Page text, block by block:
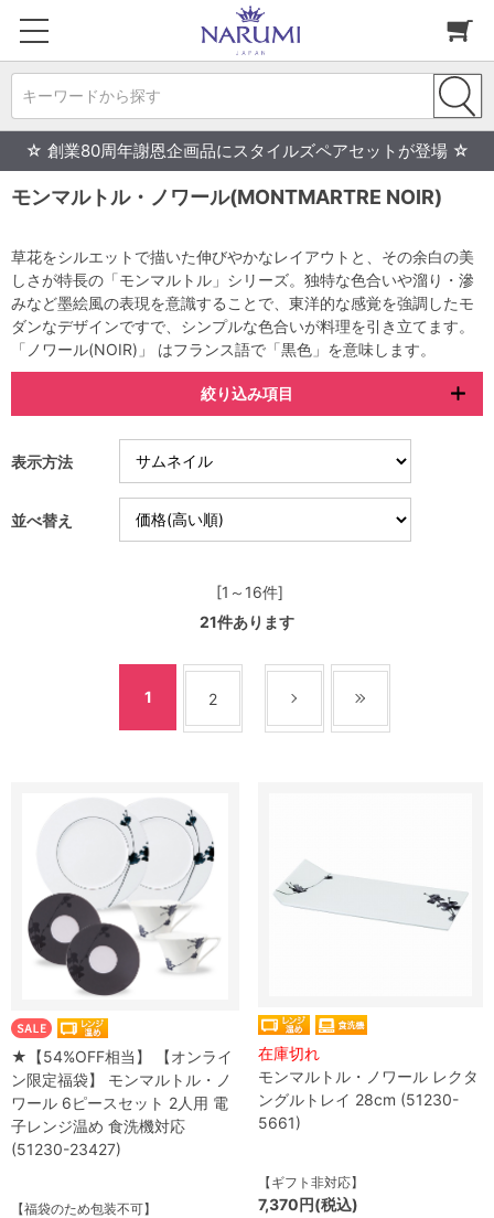
キーワードから探す
☆ 創業80周年謝恩企画品にスタイルズペアセットが登場 ☆
モンマルトル・ノワール(MONTMARTRE NOIR)
草花をシルエットで描いた伸びやかなレイアウトと、その余白の美
しさが特長の「モンマルトル」シリーズ。独特な色合いや溜り・滲
みなど墨絵風の表現を意識することで、東洋的な感覚を強調したモ
ダンなデザインですで、シンプルな色合いが料理を引き立てます。
「ノワール(NOIR)」 はフランス語で「黒色」を意味します。
絞り込み項目
表示方法
並べ替え
[1～16件]
21件あります
1 2
★【54%OFF相当】 【オンライ
ン限定福袋】 モンマルトル・ノ
ワール 6ピースセット 2人用 電
子レンジ温め 食洗機対応
(51230-23427)
【福袋のため包装不可】
在庫切れ
モンマルトル・ノワール レクタ
ングルトレイ 28cm (51230-
5661)
【ギフト非対応】
7,370円(税込)